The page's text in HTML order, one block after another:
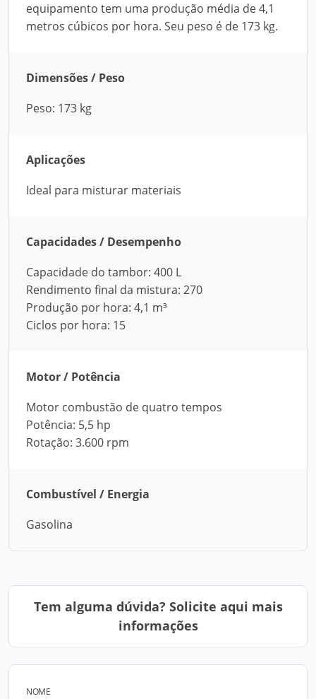
equipamento tem uma produção média de 4,1
metros cúbicos por hora. Seu peso é de 173 kg.
Dimensões / Peso
Peso: 173 kg
Aplicações
Ideal para misturar materiais
Capacidades / Desempenho
Capacidade do tambor: 400 L
Rendimento final da mistura: 270
Produção por hora: 4,1 m³
Ciclos por hora: 15
Motor / Potência
Motor combustão de quatro tempos
Potência: 5,5 hp
Rotação: 3.600 rpm
Combustível / Energia
Gasolina
Tem alguma dúvida? Solicite aqui mais
informações
NOME